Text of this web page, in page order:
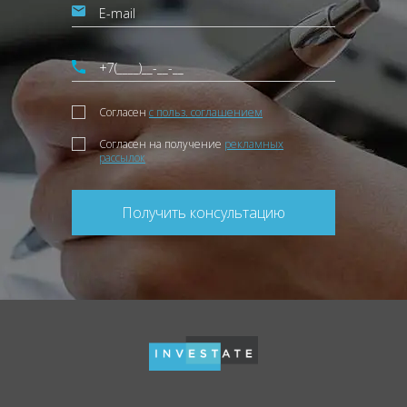
Согласен с польз. соглашением
Согласен на получение рекламных
рассылок
Получить консультацию